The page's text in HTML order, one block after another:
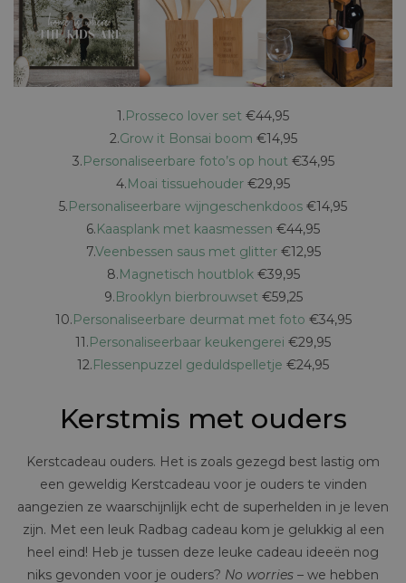
1.Prosseco lover set €44,95
2.Grow it Bonsai boom €14,95
3.Personaliseerbare foto’s op hout €34,95
4.Moai tissuehouder €29,95
5.Personaliseerbare wijngeschenkdoos €14,95
6.Kaasplank met kaasmessen €44,95
7.Veenbessen saus met glitter€12,95
8.Magnetisch houtblok€39,95
9.Brooklyn bierbrouwset€59,25
10.Personaliseerbare deurmat met foto €34,95
11.Personaliseerbaar keukengerei €29,95
12.Flessenpuzzel geduldspelletje €24,95
Kerstmis met ouders
Kerstcadeau ouders. Het is zoals gezegd best lastig om
een geweldig Kerstcadeau voor je ouders te vinden
aangezien ze waarschijnlijk echt de superhelden in je leven
zijn. Met een leuk Radbag cadeau kom je gelukkig al een
heel eind! Heb je tussen deze leuke cadeau ideeën nog
niks gevonden voor je ouders? No worries – we hebben